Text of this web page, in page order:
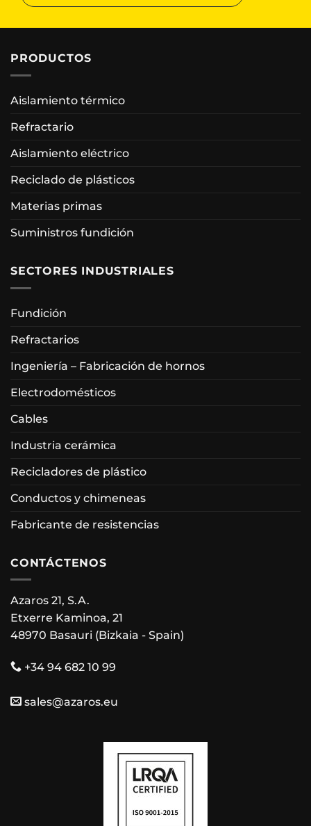
PRODUCTOS
Aislamiento térmico
Refractario
Aislamiento eléctrico
Reciclado de plásticos
Materias primas
Suministros fundición
SECTORES INDUSTRIALES
Fundición
Refractarios
Ingeniería – Fabricación de hornos
Electrodomésticos
Cables
Industria cerámica
Recicladores de plástico
Conductos y chimeneas
Fabricante de resistencias
CONTÁCTENOS
Azaros 21, S.A.
Etxerre Kaminoa, 21
48970 Basauri (Bizkaia - Spain)
+34 94 682 10 99
sales@azaros.eu